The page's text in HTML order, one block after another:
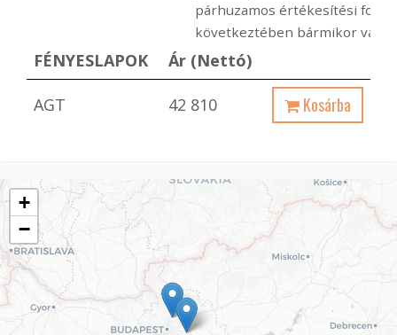
párhuzamos értékesítési
következtében bármikor
FÉNYESLAPOK Ár (Nettó)
AGT 42 810 Kosárba
+
−